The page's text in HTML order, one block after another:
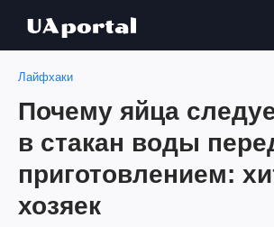
Лайфхаки
Почему яйца
в стакан воды
приготовлением:
хозяек